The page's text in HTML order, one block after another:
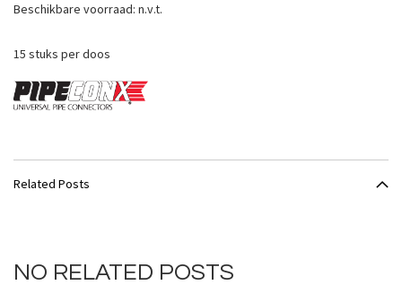
Beschikbare voorraad: n.v.t.
15 stuks per doos
Related Posts
NO RELATED POSTS